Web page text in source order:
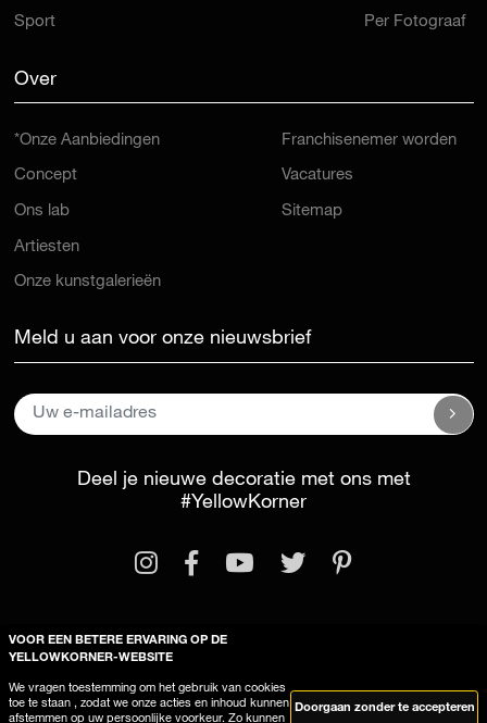
Sport Per Fotograaf
Over
*Onze Aanbiedingen
Concept
Ons lab
Artiesten
Onze kunstgalerieën
Franchisenemer worden
Vacatures
Sitemap
Meld u aan voor onze nieuwsbrief
Deel je nieuwe decoratie met ons met
#YellowKorner
Deze site gebruikt cookies
VOOR EEN BETERE ERVARING OP DE
YELLOWKORNER-WEBSITE
We vragen toestemming om het gebruik van cookies
toe te staan , zodat we onze acties en inhoud kunnen
afstemmen op uw persoonlijke voorkeur. Zo kunnen
Doorgaan zonder te accepteren